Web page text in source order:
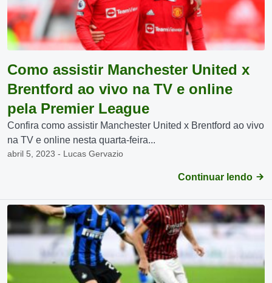
Como assistir Manchester United x
Brentford ao vivo na TV e online
pela Premier League
Confira como assistir Manchester United x Brentford ao vivo
na TV e online nesta quarta-feira...
abril 5, 2023 - Lucas Gervazio
Continuar lendo